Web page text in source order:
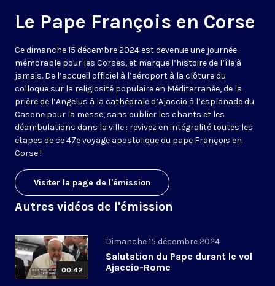
Le Pape François en Corse
Ce dimanche 15 décembre 2024 est devenue une journée
mémorable pour les Corses, et marque l’histoire de l’île à
jamais. De l’accueil officiel à l’aéroport à la clôture du
colloque sur la religiosité populaire en Méditerranée, de la
prière de l’Angelus à la cathédrale d’Ajaccio à l’esplanade du
Casone pour la messe, sans oublier les chants et les
déambulations dans la ville : revivez en intégralité toutes les
étapes de ce 47e voyage apostolique du pape François en
Corse !
Visiter la page de l'émission
Autres vidéos de l'émission
00:42
Dimanche 15 décembre 2024
Salutation du Pape durant le vol
Ajaccio-Rome